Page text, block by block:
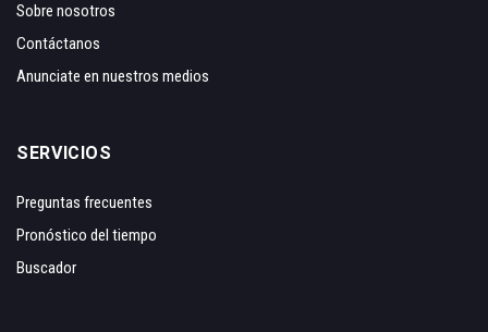
Sobre nosotros
Contáctanos
Anunciate en nuestros medios
SERVICIOS
Preguntas frecuentes
Pronóstico del tiempo
Buscador